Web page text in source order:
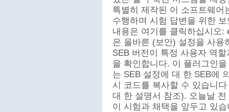
특별히 제작된 이 소프트웨어
수행하며 시험 답변을 위한
내용은 여기를 클릭하십시오:
은 올바른 (보안) 설정을 사용
SEB 버전이 특정 사용자 역
을 확인합니다. 이 플러그인
는 SEB 설정에 대 한 SEB에
시 코드를 복사할 수 있습니
대 한 설명서 참조). 오늘날
이 시험과 채택을 앞두고 있